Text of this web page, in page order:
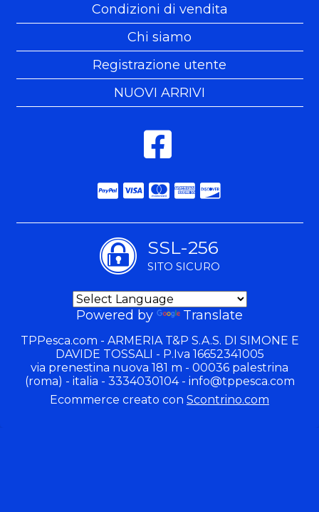
Condizioni di vendita
Chi siamo
Registrazione utente
NUOVI ARRIVI
SSL-256
SITO SICURO
Powered by Translate
TPPesca.com - ARMERIA T&P S.A.S. DI SIMONE E
DAVIDE TOSSALI - P.Iva 16652341005
via prenestina nuova 181 m - 00036 palestrina
(roma) - italia - 3334030104 - info@tppesca.com
Ecommerce creato con Scontrino.com